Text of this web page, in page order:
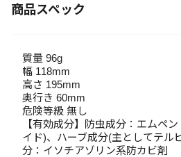
商品スペック
質量 96g
幅 118mm
高さ 195mm
奥行き 60mm
危険等級 無し
【有効成分】防虫成分：エムペ
イド)、ハーブ成分(主としてテル
分：イソチアゾリン系防カビ剤